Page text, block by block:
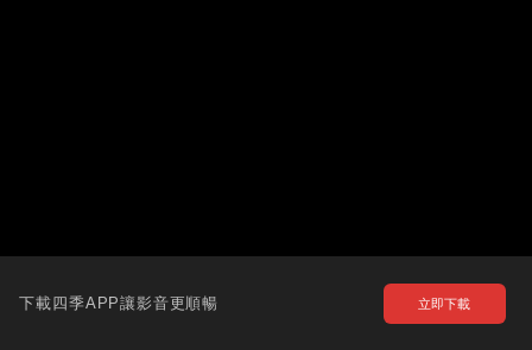
下載四季APP讓影音更順暢 立即下載